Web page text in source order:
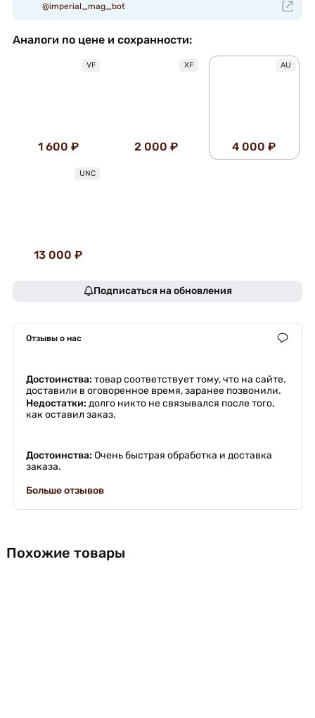
@imperial_mag_bot
Аналоги по цене и сохранности:
VF
1 600 ₽
XF
2 000 ₽
AU
4 000 ₽
UNC
13 000 ₽
Подписаться на обновления
Отзывы о нас
Достоинства: товар соответствует тому, что на сайте.
доставили в оговоренное время, заранее позвонили.
Недостатки: долго никто не связывался после того,
как оставил заказ.
Достоинства: Очень быстрая обработка и доставка
заказа.
Больше отзывов
Похожие товары